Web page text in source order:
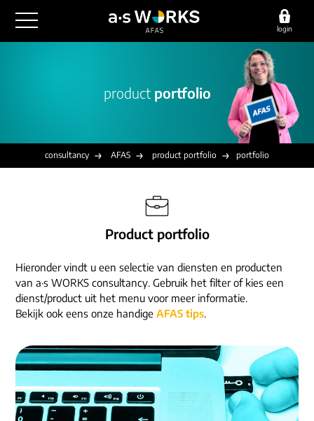
login
financiële administratie
juridische zaken
detachering
finance
implementatie
functioneel beheer
overige diensten
werving & selectie
outsourcing
detachering
consultancy
werken bij
onze experts
ons dna
contact
vestigingen
social media
product portfolio
consultancy AFAS product portfolio portfolio
Product portfolio
Hieronder vindt u een selectie van diensten en producten
van a·s WORKS consultancy. Gebruik het filter of kies een
dienst/product uit het menu voor meer informatie.
Bekijk ook eens onze handige AFAS tips.